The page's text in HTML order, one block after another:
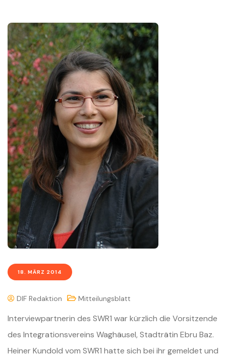
18. MÄRZ 2014
DIF Redaktion Mitteilungsblatt
Interviewpartnerin des SWR1 war kürzlich die Vorsitzende
des Integrationsvereins Waghäusel, Stadträtin Ebru Baz.
Heiner Kundold vom SWR1 hatte sich bei ihr gemeldet und